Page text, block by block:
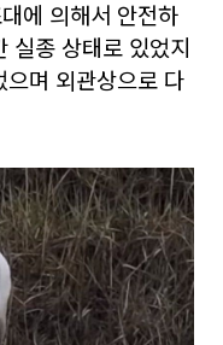
에 의해서 안전하
실종 상태로 있었지
며 외관상으로 다